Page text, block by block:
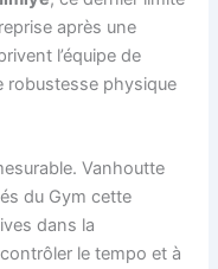
après une
l’équipe de
robustesse physique
Vanhoutte
du Gym cette
dans la
le tempo et à